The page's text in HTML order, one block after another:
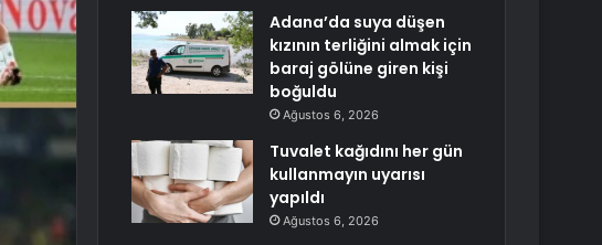
Adana’da suya düşen
kızının terliğini almak için
baraj gölüne giren kişi
boğuldu
Ağustos 6, 2026
Tuvalet kağıdını her gün
kullanmayın uyarısı
yapıldı
Ağustos 6, 2026